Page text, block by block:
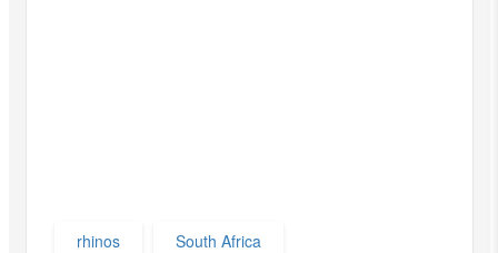
rhinos South Africa